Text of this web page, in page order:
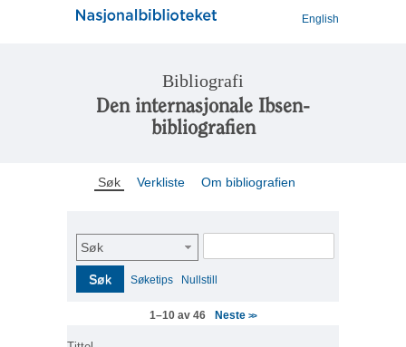
English
Bibliografi
Den internasjonale Ibsen-
bibliografien
Søk Verkliste Om bibliografien
Søk
Søk Søketips Nullstill
1–10 av 46 Neste>>